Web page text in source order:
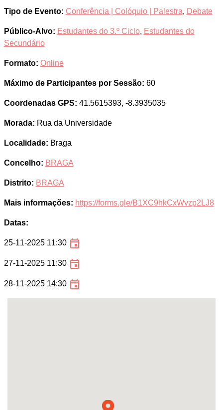
Tipo de Evento: Conferência | Colóquio | Palestra, Debate
Público-Alvo: Estudantes do 3.º Ciclo, Estudantes do
Secundário
Formato: Online
Máximo de Participantes por Sessão: 60
Coordenadas GPS: 41.5615393, -8.3935035
Morada: Rua da Universidade
Localidade: Braga
Concelho: BRAGA
Distrito: BRAGA
Mais informações: https://forms.gle/B1XC9hkCxWvzp2LJ8
Datas:
25-11-2025 11:30
27-11-2025 11:30
28-11-2025 14:30